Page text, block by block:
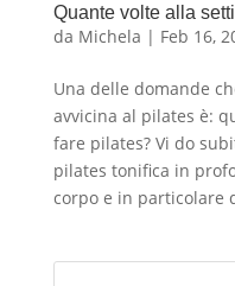
Quante volte alla
da Michela | Feb 16,
Una delle domande
avvicina al pilates è:
fare pilates? Vi do
pilates tonifica in
corpo e in particolare